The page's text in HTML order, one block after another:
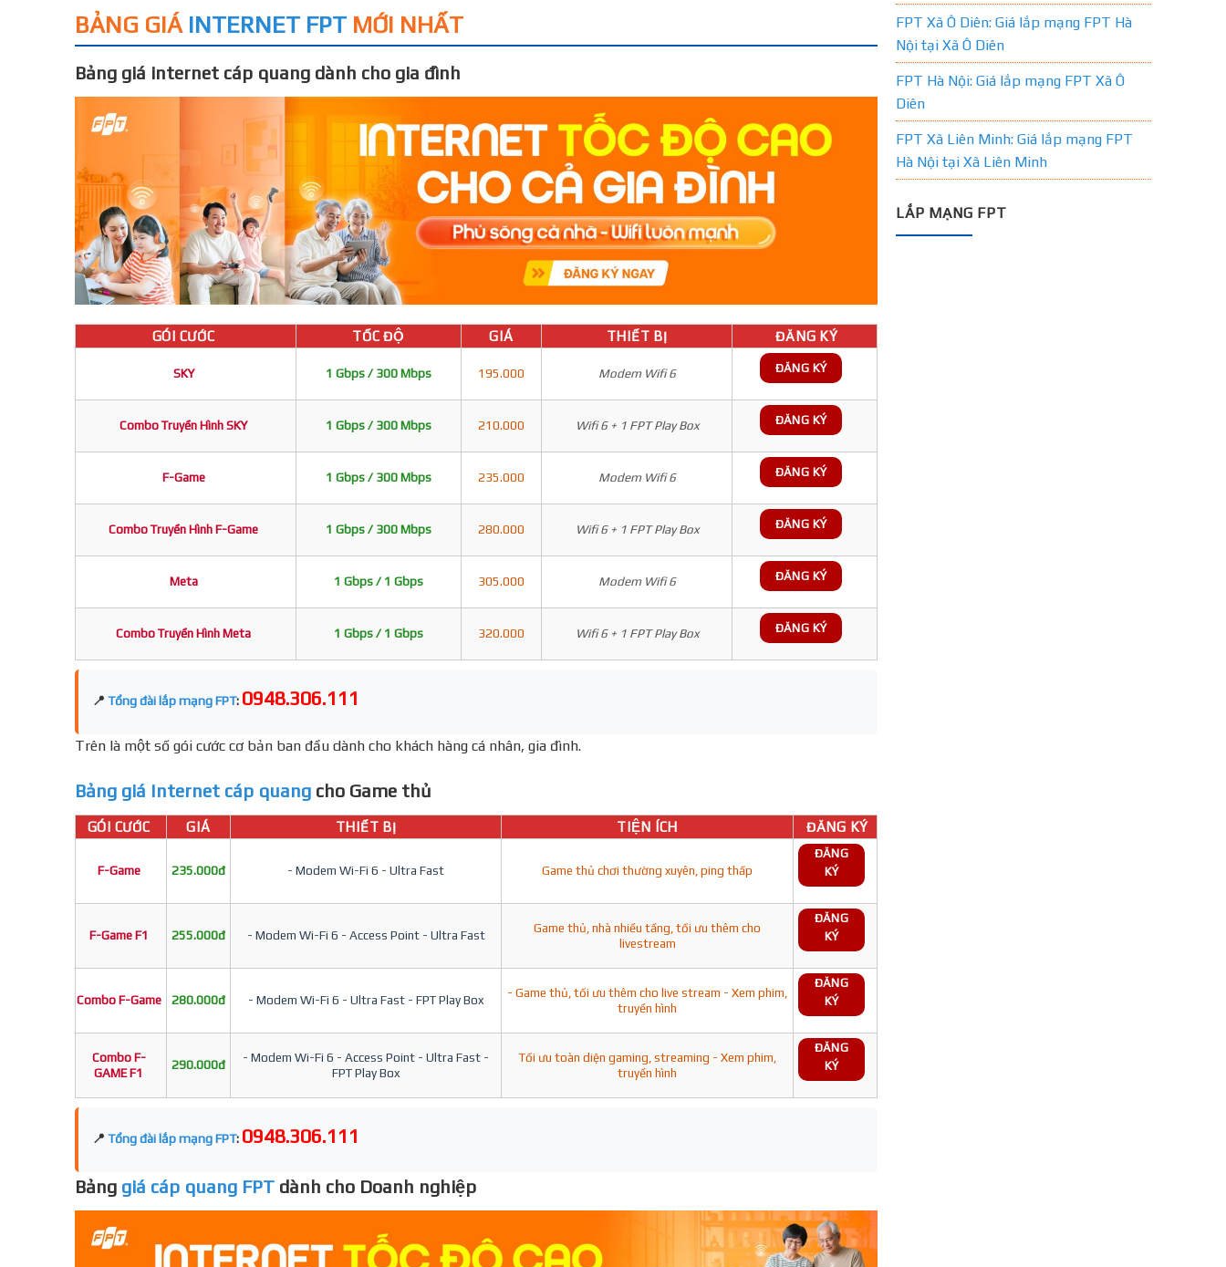
BẢNG GIÁ INTERNET FPT MỚI NHẤT
Bảng giá internet cáp quang dành cho gia đình
GÓI CƯỚC TỐC ĐỘ GIÁ THIẾT BỊ ĐĂNG KÝ
SKY 1 Gbps / 300 Mbps 195.000 Modem Wifi 6 ĐĂNG KÝ
Combo Truyền Hình SKY 1 Gbps / 300 Mbps 210.000 Wifi 6 + 1 FPT Play Box ĐĂNG KÝ
F-Game 1 Gbps / 300 Mbps 235.000 Modem Wifi 6 ĐĂNG KÝ
Combo Truyền Hình F-Game 1 Gbps / 300 Mbps 280.000 Wifi 6 + 1 FPT Play Box ĐĂNG KÝ
Meta 1 Gbps / 1 Gbps 305.000 Modem Wifi 6 ĐĂNG KÝ
Combo Truyền Hình Meta 1 Gbps / 1 Gbps 320.000 Wifi 6 + 1 FPT Play Box ĐĂNG KÝ
📍 Tổng đài lắp mạng FPT: 0948.306.111
Trên là một số gói cước cơ bản ban đầu dành cho khách hàng cá nhân, gia đình.
Bảng giá Internet cáp quang cho Game thủ
GÓI CƯỚC GIÁ THIẾT BỊ TIỆN ÍCH ĐĂNG KÝ
F-Game 235.000đ - Modem Wi-Fi 6 - Ultra Fast Game thủ chơi thường xuyên, ping thấp
ĐĂNG
KÝ
F-Game F1 255.000đ - Modem Wi-Fi 6 - Access Point - Ultra Fast
Game thủ, nhà nhiều tầng, tối ưu thêm cho
livestream
ĐĂNG
KÝ
Combo F-Game 280.000đ - Modem Wi-Fi 6 - Ultra Fast - FPT Play Box
- Game thủ, tối ưu thêm cho live stream - Xem phim,
truyền hình
ĐĂNG
KÝ
Combo F-
GAME F1
290.000đ
- Modem Wi-Fi 6 - Access Point - Ultra Fast -
FPT Play Box
Tối ưu toàn diện gaming, streaming - Xem phim,
truyền hình
ĐĂNG
KÝ
📍 Tổng đài lắp mạng FPT: 0948.306.111
Bảng giá cáp quang FPT dành cho Doanh nghiệp
FPT Xã Ô Diên: Giá lắp mạng FPT Hà
Nội tại Xã Ô Diên
FPT Hà Nội: Giá lắp mạng FPT Xã Ô
Diên
FPT Xã Liên Minh: Giá lắp mạng FPT
Hà Nội tại Xã Liên Minh
LẮP MẠNG FPT